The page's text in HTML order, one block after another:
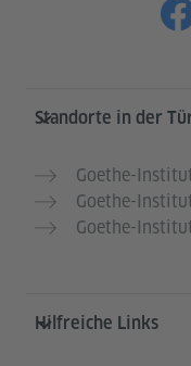
Service- und
Standorte in der
Goethe-
Goethe-
Goethe-
Hilfreiche Links